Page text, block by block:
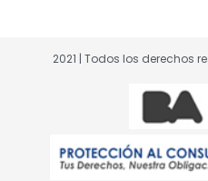
2021 | Todos los derechos